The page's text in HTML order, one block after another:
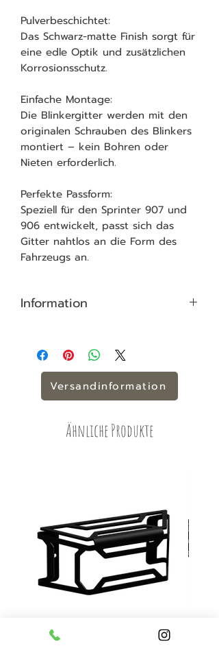
Pulverbeschichtet:
Das Schwarz-matte Finish sorgt für
eine edle Optik und zusätzlichen
Korrosionsschutz.
Einfache Montage:
Die Blinkergitter werden mit den
originalen Schrauben des Blinkers
montiert – kein Bohren oder
Nieten erforderlich.
Perfekte Passform:
Speziell für den Sprinter 907 und
906 entwickelt, passt sich das
Gitter nahtlos an die Form des
Fahrzeugs an.
Information
Einführungspreis und gilt bis Ende
2024. Preis je Set.
Versandinformation
Ähnliche Produkte
HC Blinker Gitter Edelstahl